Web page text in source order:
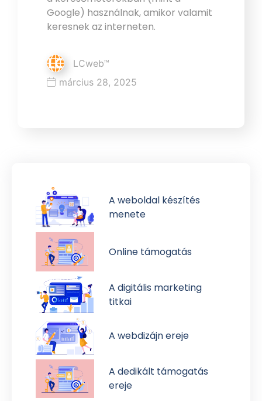
Google) használnak, amikor valamit
keresnek az interneten.
LCweb™
március 28, 2025
A weboldal készítés
menete
Online támogatás
A digitális marketing
titkai
A webdizájn ereje
A dedikált támogatás
ereje